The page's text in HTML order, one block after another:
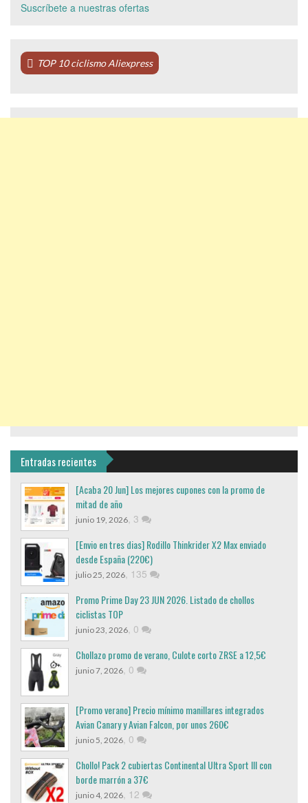
Suscríbete a nuestras ofertas
TOP 10 ciclismo Aliexpress
Entradas recientes
[Acaba 20 Jun] Los mejores cupones con la promo de
mitad de año
junio 19, 2026, 3
[Envio en tres dias] Rodillo Thinkrider X2 Max enviado
desde España (220€)
julio 25, 2026, 135
Promo Prime Day 23 JUN 2026. Listado de chollos
ciclistas TOP
junio 23, 2026, 0
Chollazo promo de verano, Culote corto ZRSE a 12,5€
junio 7, 2026, 0
[Promo verano] Precio mínimo manillares integrados
Avian Canary y Avian Falcon, por unos 260€
junio 5, 2026, 0
Chollo! Pack 2 cubiertas Continental Ultra Sport III con
borde marrón a 37€
junio 4, 2026, 12